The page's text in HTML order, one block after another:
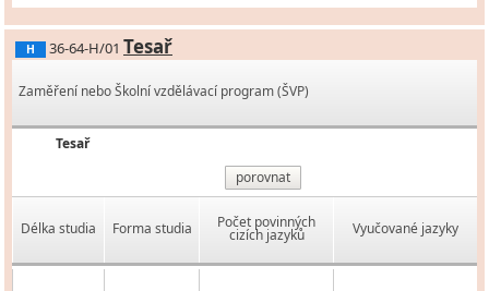
H 36-64-H/01 Tesař
Zaměření nebo Školní vzdělávací program (ŠVP)
Tesař
porovnat
Délka studia Forma studia Počet povinných
cizích jazyků Vyučované jazyky